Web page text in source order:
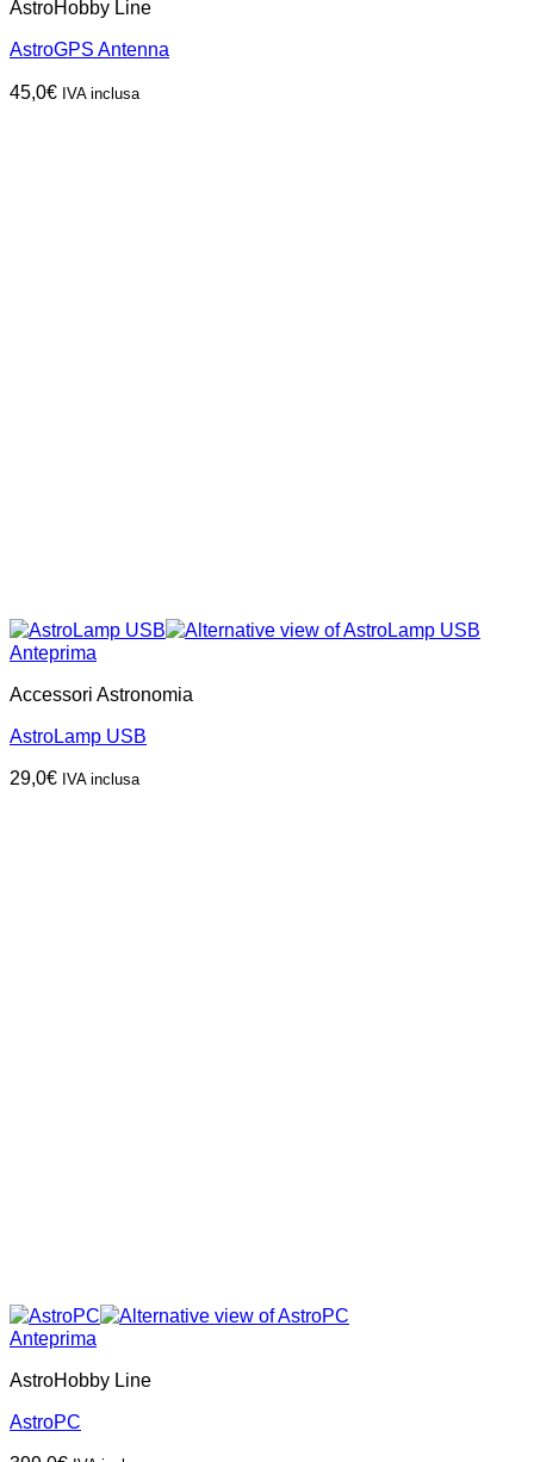
AstroHobby Line
AstroGPS Antenna
45,0€ IVA inclusa
Anteprima
Accessori Astronomia
AstroLamp USB
29,0€ IVA inclusa
Anteprima
AstroHobby Line
AstroPC